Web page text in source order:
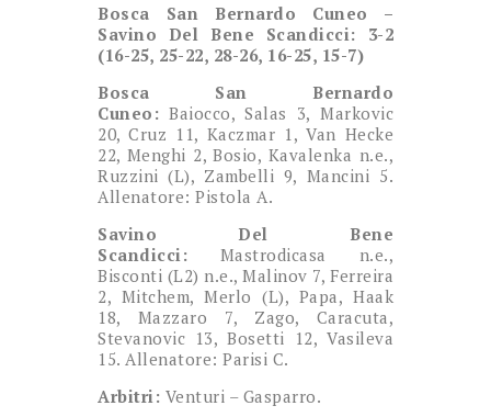
Bosca San Bernardo Cuneo –
Savino Del Bene Scandicci: 3-2
(16-25, 25-22, 28-26, 16-25, 15-7)
Bosca San Bernardo
Cuneo:Baiocco, Salas 3, Markovic
20, Cruz 11, Kaczmar 1, Van Hecke
22, Menghi 2, Bosio, Kavalenka n.e.,
Ruzzini (L), Zambelli 9, Mancini 5.
Allenatore: Pistola A.
Savino Del Bene
Scandicci: Mastrodicasa n.e.,
Bisconti (L2) n.e., Malinov 7, Ferreira
2, Mitchem, Merlo (L), Papa, Haak
18, Mazzaro 7, Zago, Caracuta,
Stevanovic 13, Bosetti 12, Vasileva
15. Allenatore: Parisi C.
Arbitri: Venturi – Gasparro.